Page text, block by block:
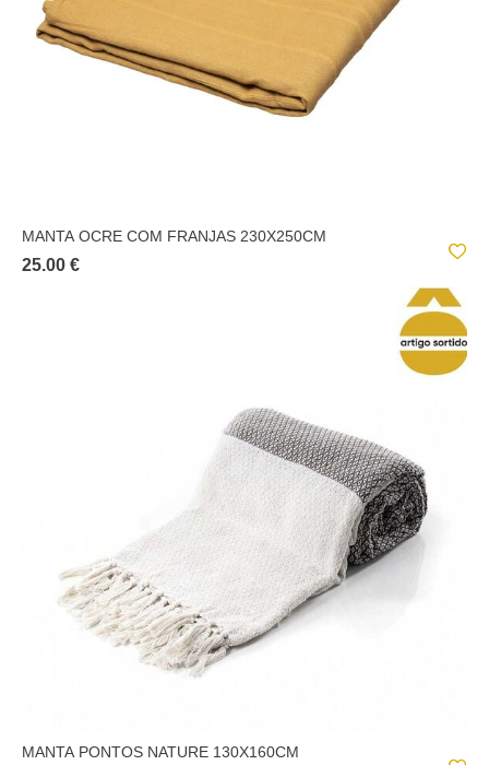
MANTA OCRE COM FRANJAS 230X250CM
25.00 €
MANTA PONTOS NATURE 130X160CM